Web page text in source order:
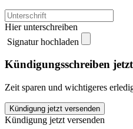
Hier unterschreiben
Signatur hochladen
Kündigungsschreiben
Zeit sparen und wichtigeres
Fanclub
Nationalmannschaft
Kündigung jetzt versenden
Kündigung jetzt versenden